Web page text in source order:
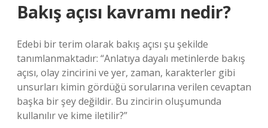
Bakış açısı kavramı nedir?
Edebi bir terim olarak bakış açısı şu şekilde
tanımlanmaktadır: “Anlatıya dayalı metinlerde bakış
açısı, olay zincirini ve yer, zaman, karakterler gibi
unsurları kimin gördüğü sorularına verilen cevaptan
başka bir şey değildir. Bu zincirin oluşumunda
kullanılır ve kime iletilir?”